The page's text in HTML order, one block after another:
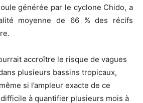
générée par le cyclone Chido, a
moyenne de 66 % des récifs
accroître le risque de vagues
plusieurs bassins tropicaux,
si l’ampleur exacte de ce
à quantifier plusieurs mois à